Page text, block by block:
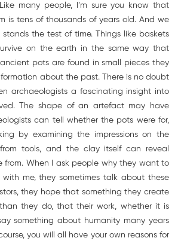
many people, I’m sure you know that
is tens of thousands of years old. And we
the test of time. Things like baskets
on the earth in the same way that
pots are found in small pieces they
about the past. There is no doubt
archaeologists a fascinating insight into
The shape of an artefact may have
can tell whether the pots were for,
by examining the impressions on the
tools, and the clay itself can reveal
from. When I ask people why they want to
me, they sometimes talk about these
they hope that something they create
they do, that their work, whether it is
something about humanity many years
you will all have your own reasons for